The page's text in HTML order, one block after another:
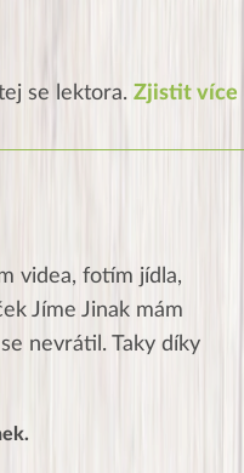
se lektora. Zjistit více
videa, fotím jídla,
Jíme Jinak mám
nevrátil. Taky díky